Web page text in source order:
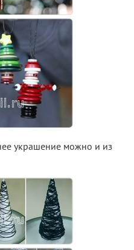
украшение можно и из